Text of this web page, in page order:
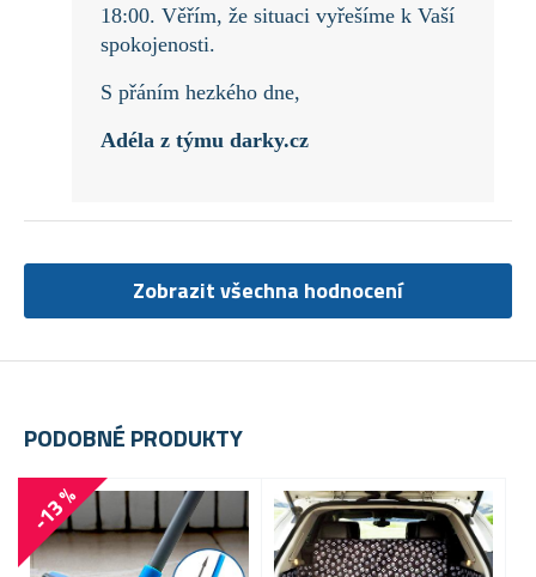
PODOBNÉ PRODUKTY
-13 %
18:00. Věřím, že situaci vyřešíme k Vaší
spokojenosti.
S přáním hezkého dne,
Adéla z týmu darky.cz
Zobrazit všechna hodnocení